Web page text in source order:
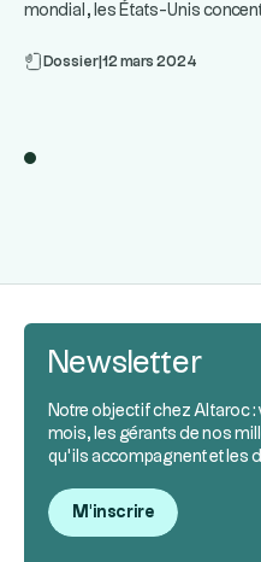
mondial, les États-Unis
Dossier 12 mars 2024
Newsletter
Notre objectif chez Altaroc
mois, les gérants de nos
qu’ils accompagnent et les
M'inscrire